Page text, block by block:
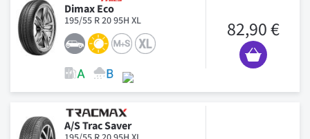
Dimax Eco
195/55 R 20 95H XL 82,90 €
A/S Trac Saver